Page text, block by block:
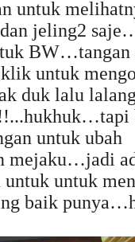
untuk
dan jeling2
BW…tangan
untuk
duk lalu
untuk ubah
mejaku…jadi
untuk untuk
baik